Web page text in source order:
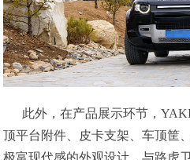
此外，在产品展示环节，
顶平台附件、皮卡支架、车顶筐
极富现代感的外观设计，与路虎